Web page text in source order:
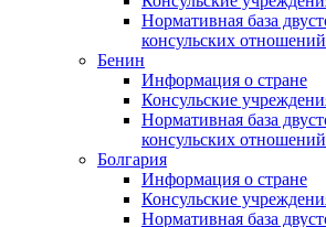
Нормативная база
консульских отношений
Бенин
Информация о стране
Консульские
Нормативная база
консульских отношений
Болгария
Информация о стране
Консульские
Нормативная база